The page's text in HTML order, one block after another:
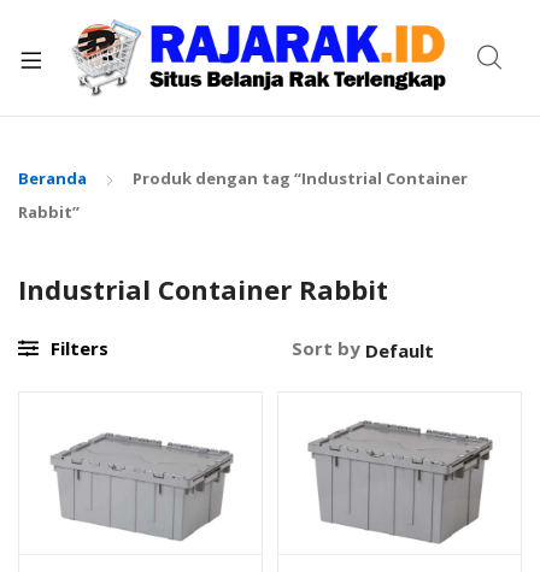
Beranda
Produk dengan tag “Industrial Container
Rabbit”
Industrial Container Rabbit
Filters Sort by